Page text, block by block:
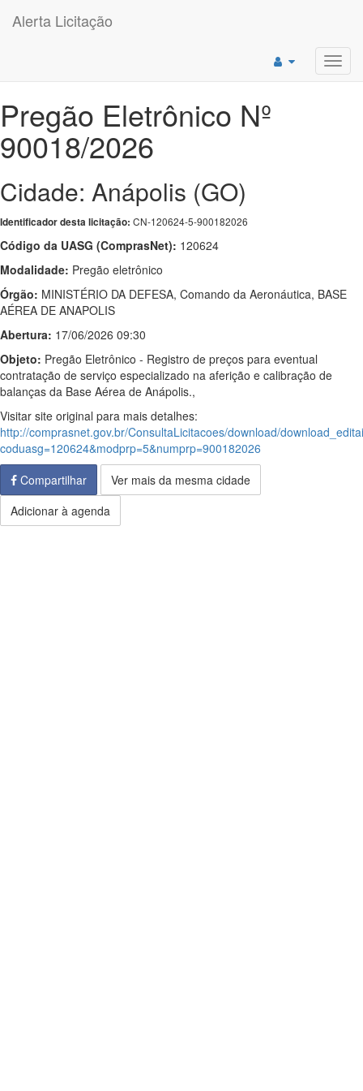
Alerta Licitação
Pregão Eletrônico Nº
90018/2026
Cidade: Anápolis (GO)
Identificador desta licitação: CN-120624-5-900182026
Código da UASG (ComprasNet): 120624
Modalidade: Pregão eletrônico
Órgão: MINISTÉRIO DA DEFESA, Comando da Aeronáutica, BASE
AÉREA DE ANAPOLIS
Abertura: 17/06/2026 09:30
Objeto: Pregão Eletrônico - Registro de preços para eventual
contratação de serviço especializado na aferição e calibração de
balanças da Base Aérea de Anápolis.,
Visitar site original para mais detalhes:
http://comprasnet.gov.br/ConsultaLicitacoes/download/
coduasg=120624&modprp=5&numprp=900182026
Compartilhar
Ver mais da mesma cidade
Adicionar à agenda